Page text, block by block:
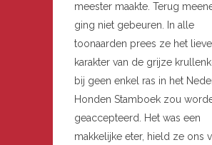
meester maakte. Terug
ging niet gebeuren. In alle
toonaarden prees ze het lieve
karakter van de grijze
bij geen enkel ras in het
Honden Stamboek zou
geaccepteerd. Het was een
makkelijke eter, hield ze ons